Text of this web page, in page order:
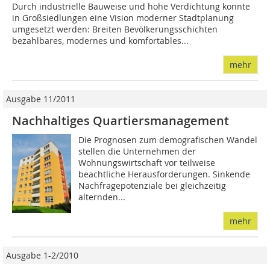
Durch industrielle Bauweise und hohe Verdichtung konnte
in Großsiedlungen eine Vision moderner Stadtplanung
umgesetzt werden: Breiten Bevölkerungsschichten
bezahlbares, modernes und komfortables...
mehr
Ausgabe 11/2011
Nachhaltiges Quartiersmanagement
Die Prognosen zum demografischen Wandel
stellen die Unternehmen der
Wohnungswirtschaft vor teilweise
beachtliche Herausforderungen. Sinkende
Nachfragepotenziale bei gleichzeitig
alternden...
mehr
Ausgabe 1-2/2010